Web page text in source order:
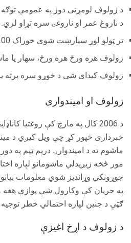
د ناروغ عمر او ناروغۍ سره تړاو لري.
تر ټولو لوړ سپارښت شوی خوراک 200 ملی ګرام دی.
زولوف هره ورځ هره ورځ، سهار یا
زولوف کیدای شی د خوړو سره پرته
زولوف او امیندواری
خبرداری خپور کړ چې ویل کیږي د
ماشوم ته د امیندوارۍ دریم ټیم په
مور څخه زیږیدلي ماشومانو لپاره
جوړونکي وړاندیز شوي معلومات
په جریان کې وکارول شي یوازې
ګټې د جنین لپاره احتمالي خطر
د زولوف د اړخ اغیزې